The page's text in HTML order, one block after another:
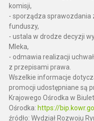
komisji,
- sporządza sprawozdania
funduszy,
- ustala w drodze decyzji
Mleka,
- odmawia realizacji
z przepisami prawa.
Wszelkie informacje
promocji udostępniane są
Krajowego Ośrodka w
Ośrodka: https://
źródło: Wydział Rozwoju